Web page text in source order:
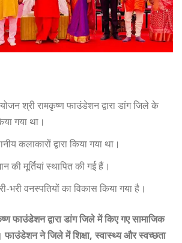
श्री रामकृष्ण फाउंडेशन द्वारा डांग जिले के
गया था।
कलाकारों द्वारा किया गया था।
की मूर्तियां स्थापित की गई हैं।
भरी वनस्पतियों का विकास किया गया है।
फाउंडेशन द्वारा डांग जिले में किए गए सामाजिक
फाउंडेशन ने जिले में शिक्षा, स्वास्थ्य और स्वच्छता